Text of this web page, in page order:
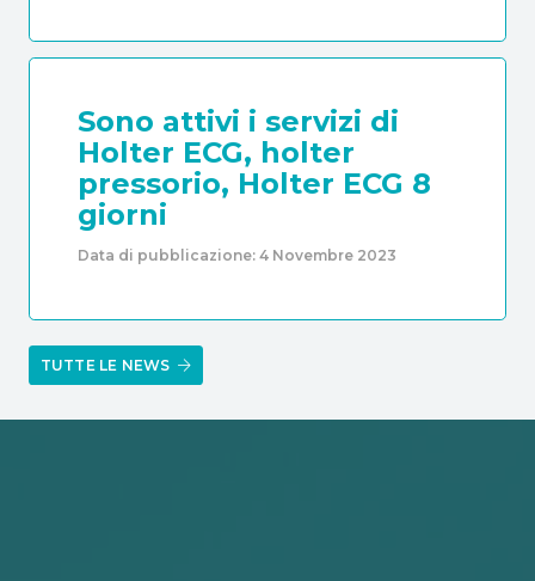
Sono attivi i servizi di
Holter ECG, holter
pressorio, Holter ECG 8
giorni
Data di pubblicazione: 4 Novembre 2023
TUTTE LE NEWS